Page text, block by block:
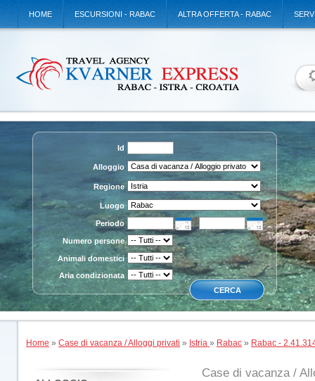
HOME ESCURSIONI - RABAC ALTRA OFFERTA - RABAC
Id
Alloggio
Regione
Luogo
Periodo
Numero persone
Animali domestici
Aria condizionata
Home » Case di vacanza / Alloggi privati » Istria » Rabac » Rabac -
Case di vacanza /